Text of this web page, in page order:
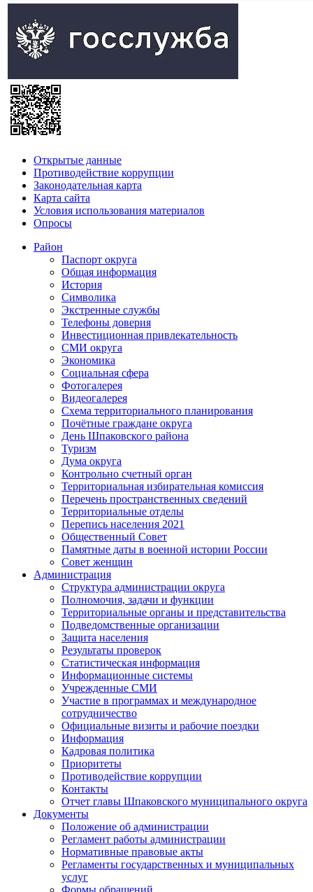
Открытые данные
Противодействие коррупции
Законодательная карта
Карта сайта
Условия использования материалов
Опросы
Район
Паспорт округа
Общая информация
История
Символика
Экстренные службы
Телефоны доверия
Инвестиционная привлекательность
СМИ округа
Экономика
Социальная сфера
Фотогалерея
Видеогалерея
Схема территориального планирования
Почётные граждане округа
День Шпаковского района
Туризм
Дума округа
Контрольно счетный орган
Территориальная избирательная комиссия
Перечень пространственных сведений
Территориальные отделы
Перепись населения 2021
Общественный Совет
Памятные даты в военной истории России
Совет женщин
Администрация
Структура администрации округа
Полномочия, задачи и функции
Территориальные органы и представительства
Подведомственные организации
Защита населения
Результаты проверок
Статистическая информация
Информационные системы
Учрежденные СМИ
Участие в программах и международное
сотрудничество
Официальные визиты и рабочие поездки
Информация
Кадровая политика
Приоритеты
Противодействие коррупции
Контакты
Отчет главы Шпаковского муниципального округа
Документы
Положение об администрации
Регламент работы администрации
Нормативные правовые акты
Регламенты государственных и муниципальных
услуг